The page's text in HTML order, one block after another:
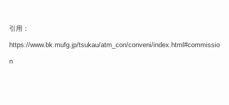
引用：
https://www.bk.mufg.jp/tsukau/atm_con/conveni/index.html#commissio
n